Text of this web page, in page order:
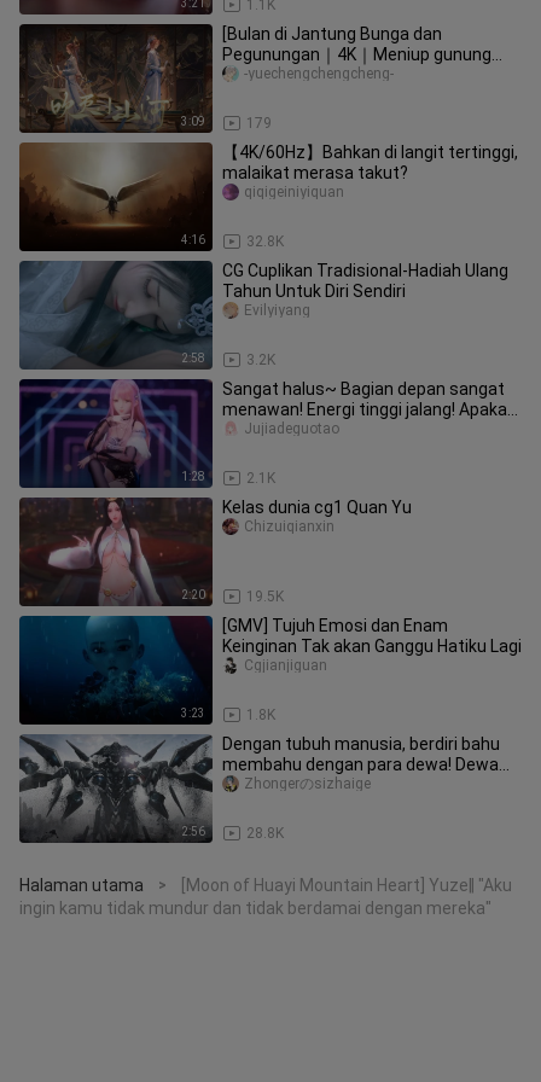
3:21 1.1K
3:09
[Bulan di Jantung Bunga dan
Pegunungan｜4K｜Meniup gunung
dan sungai kecil] "Ini adalah seribu
179
-yuechengchengcheng-
4:16
【4K/60Hz】Bahkan di langit tertinggi,
malaikat merasa takut?
32.8K
qiqigeiniyiquan
2:58
CG Cuplikan Tradisional-Hadiah Ulang
Tahun Untuk Diri Sendiri
3.2K
Evilyiyang
1:28
Sangat halus~ Bagian depan sangat
menawan! Energi tinggi jalang! Apakah
cinta ibumu menjadi buruk ha
2.1K
Jujiadeguotao
2:20
Kelas dunia cg1 Quan Yu
19.5K
Chizuiqianxin
3:23
[GMV] Tujuh Emosi dan Enam
Keinginan Tak akan Ganggu Hatiku Lagi
1.8K
Cgjianjiguan
2:56
Dengan tubuh manusia, berdiri bahu
membahu dengan para dewa! Dewa
pembunuh yang diciptakan oleh keku
28.8K
Zhongerのsizhaige
Halaman utama >
[Moon of Huayi Mountain Heart] Yuze‖ "Aku
ingin kamu tidak mundur dan tidak berdamai dengan mereka"